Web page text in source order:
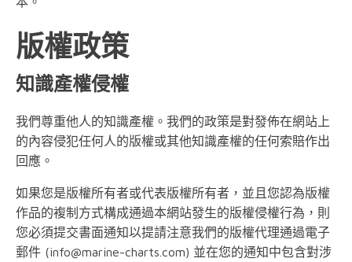
版權政策
知識產權侵權
我們尊重他人的知識產權。我們的政策是對發佈在網站上
的內容侵犯任何人的版權或其他知識產權的任何索賠作出
回應。
如果您是版權所有者或代表版權所有者，並且您認為版權
作品的複制方式構成通過本網站發生的版權侵權行為，則
您必須提交書面通知以提請注意我們的版權代理通過電子
郵件 (info@marine-charts.com) 並在您的通知中包含對涉